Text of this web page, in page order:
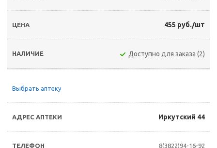
455 руб./шт
Доступно для заказа (2)
Выбрать аптеку
Иркутский 44
8(3822)94-16-92